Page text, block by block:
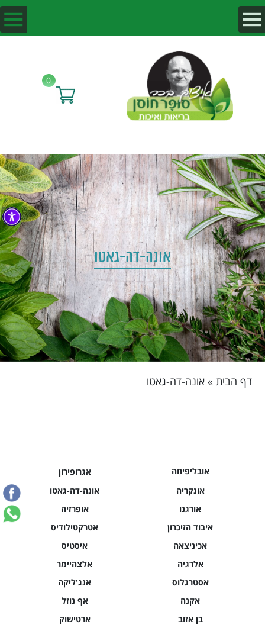
0
אונה-דה-גאטו
דף הבית »אונה-דה-גאטו
אגרופירון
אובליפיחה
אונה-דה-גאטו
אונקריה
אופרזיה
אורגנו
אטרקטילודיס
איבוד הזיכרון
איסטיס
אכיניצאה
אלצהיימר
אלרגיה
אנג'ליקה
אסטרגלוס
אף נוזל
אקנה
ארטישוק
בן אזוב